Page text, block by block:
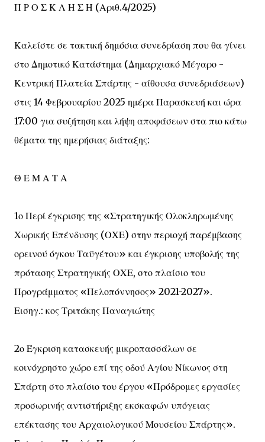
Π Ρ Ο Σ Κ Λ Η Σ Η (Αριθ.4/2025)
Καλείστε σε τακτική δημόσια συνεδρίαση που θα γίνει
στο Δημοτικό Κατάστημα (Δημαρχιακό Μέγαρο -
Κεντρική Πλατεία Σπάρτης - αίθουσα συνεδριάσεων)
στις 14 Φεβρουαρίου 2025 ημέρα Παρασκευή και ώρα
17:00 για συζήτηση και λήψη αποφάσεων στα πιο κάτω
θέματα της ημερήσιας διάταξης:
Θ Ε Μ Α Τ Α
1ο Περί έγκρισης της «Στρατηγικής Ολοκληρωμένης
Χωρικής Επένδυσης (ΟΧΕ) στην περιοχή παρέμβασης
ορεινού όγκου Ταϋγέτου» και έγκρισης υποβολής της
πρότασης Στρατηγικής ΟΧΕ, στο πλαίσιο του
Προγράμματος «Πελοπόννησος» 2021-2027».
Εισηγ.: κος Τριτάκης Παναγιώτης
2ο Έγκριση κατασκευής μικροπασσάλων σε
κοινόχρηστο χώρο επί της οδού Αγίου Νίκωνος στη
Σπάρτη στο πλαίσιο του έργου «Πρόδρομες εργασίες
προσωρινής αντιστήριξης εκσκαφών υπόγειας
επέκτασης του Αρχαιολογικού Μουσείου Σπάρτης».